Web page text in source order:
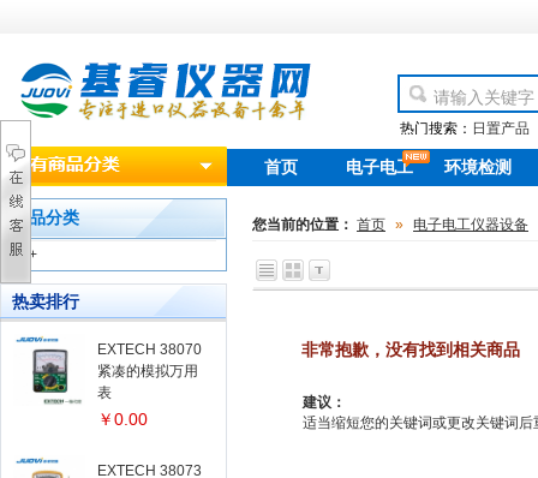
热门搜索： 日置产品
首页 电子电工
new
环境检测
产品分类
+
热卖排行
EXTECH 38070
紧凑的模拟万用
表
￥0.00
EXTECH 38073
您当前的位置： 首页 » 电子电工仪器设备
非常抱歉，没有找到相关商品
建议：
适当缩短您的关键词或更改关键词后